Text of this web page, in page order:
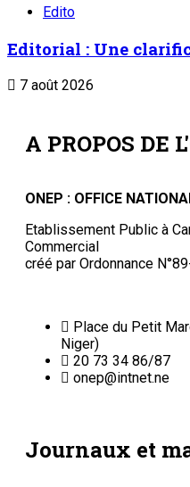
Edito
Editorial : Une
7 août 2026
A PROPOS DE
ONEP : OFFICE
Etablissement Public à
Commercial
créé par Ordonnance
Place du Petit
Niger)
20 73 34 86/87
onep@intnet.ne
Journaux et